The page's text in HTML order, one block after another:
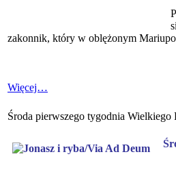
zakonnik, który w oblężonym
Więcej…
Środa pierwszego tygodnia Wielkiego